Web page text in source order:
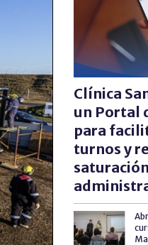
Clínica
un Portal
para
turnos y
saturación